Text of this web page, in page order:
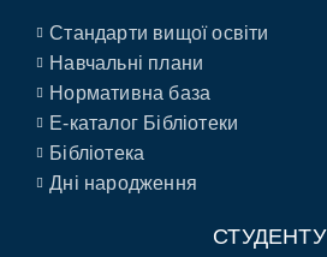
Стандарти вищої освіти
Навчальні плани
Нормативна база
E-каталог Бібліотеки
Бібліотека
Дні народження
СТУДЕНТУ